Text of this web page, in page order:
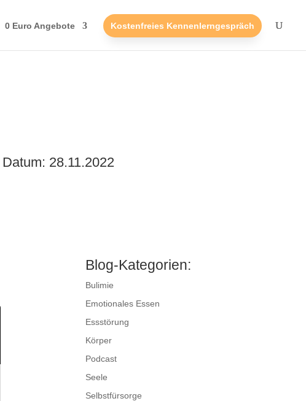
0 Euro Angebote Kostenfreies Kennenlerngespräch
Datum: 28.11.2022
Blog-Kategorien:
Bulimie
Emotionales Essen
Essstörung
Körper
Podcast
Seele
Selbstfürsorge